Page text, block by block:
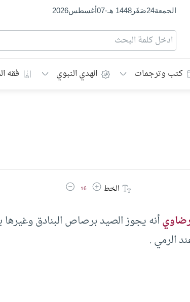
الجمعة24صَفَر1448 هـ -
07أغسطس2026
كتب وترجمات الهدي النبوي فقه
الخطزيادة حجم الخط
16 تقليل حجم الخط
أنه يجوز الصيد برصاص البنادق
الرمي .